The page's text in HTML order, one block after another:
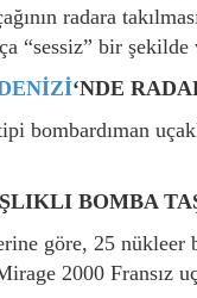
radara
“sessiz” bir
‘NDE
bombardıman
BOMBA
göre, 25 nükleer
2000 Fransız